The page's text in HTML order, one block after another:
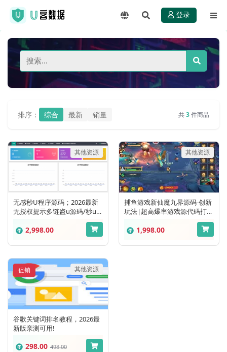
登录
排序： 综合 最新 销量 共3件商品
其他资源
无感秒U程序源码；2026最新
无授权提示多链盗u源码/秒u源
2,998.00
其他资源
捕鱼游戏新仙魔九界源码-创新
玩法|超高爆率游戏源代码打包
1,998.00
促销 其他资源
谷歌关键词排名教程，2026最
新版亲测可用!
298.00 498.00